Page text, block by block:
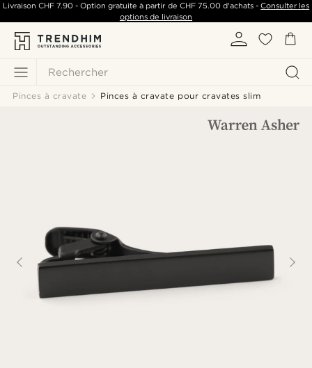
Rechercher
Livraison CHF 7.90- Option gratuite à partir de CHF 75.00d'achats -Consulter les
options de livraison
Pinces à cravate Pinces à cravate pour cravates slim